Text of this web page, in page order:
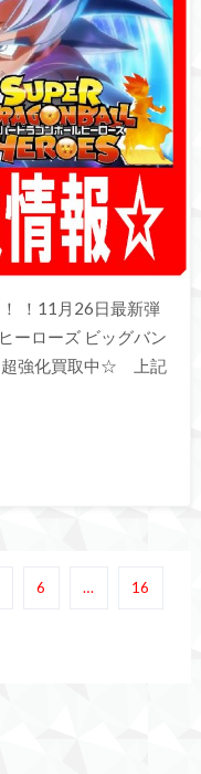
！11月26日最新弾
ーローズ ビッグバン
超強化買取中☆ 上記
6 … 16